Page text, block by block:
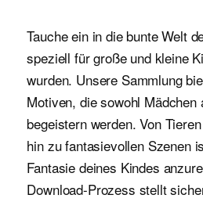
Tauche ein in die bunte Welt
speziell für große und kleine
wurden. Unsere Sammlung
Motiven, die sowohl Mädchen
begeistern werden. Von
hin zu fantasievollen Szenen
Fantasie deines Kindes
Download-Prozess stellt